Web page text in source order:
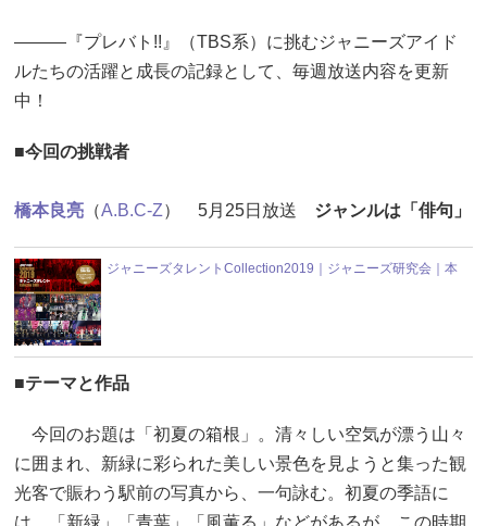
―――『プレバト!!』（TBS系）に挑むジャニーズアイド
ルたちの活躍と成長の記録として、毎週放送内容を更新
中！
■今回の挑戦者
橋本良亮 （A.B.C-Z） 5月25日放送 ジャンルは「俳句」
ジャニーズタレントCollection2019｜ジャニーズ研究会｜本
■テーマと作品
今回のお題は「初夏の箱根」。清々しい空気が漂う山々
に囲まれ、新緑に彩られた美しい景色を見ようと集った観
光客で賑わう駅前の写真から、一句詠む。初夏の季語に
は、「新緑」「青葉」「風薫る」などがあるが、この時期